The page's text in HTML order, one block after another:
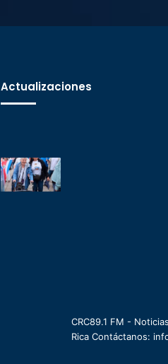
Actualizaciones
CRC89.1 FM -
Rica Contáctanos: